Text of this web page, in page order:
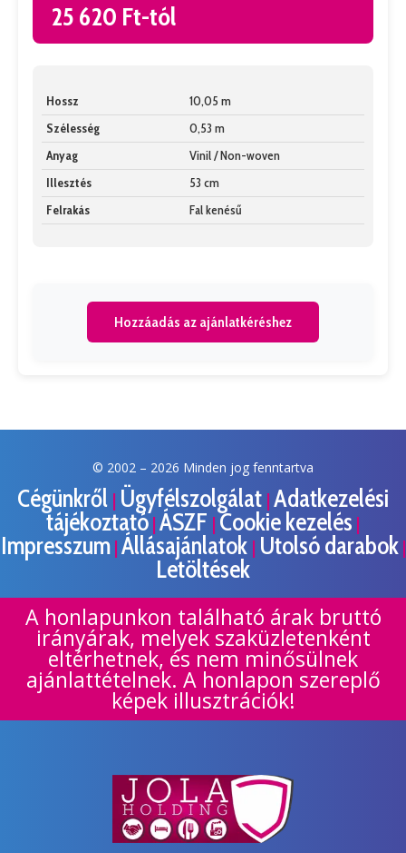
25 620 Ft-tól
Hossz
10,05 m
Szélesség
0,53 m
Anyag
Vinil / Non-woven
Illesztés
53 cm
Felrakás
Fal kenésű
Hozzáadás az ajánlatkéréshez
© 2002 – 2026 Minden jog fenntartva
Cégünkről | Ügyfélszolgálat | Adatkezelési
tájékoztató | ÁSZF | Cookie kezelés |
Impresszum| Állásajánlatok | Utolsó darabok|
Letöltések
A honlapunkon található árak bruttó
irányárak, melyek szaküzletenként
eltérhetnek, és nem minősülnek
ajánlattételnek. A honlapon szereplő
képek illusztrációk!